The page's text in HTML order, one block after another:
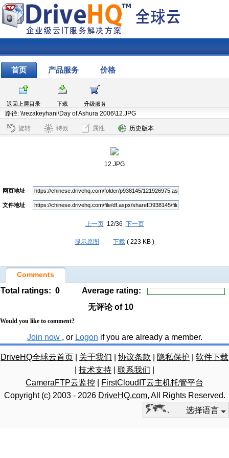
首页 产品服务 价格
返回上层目录 下载
升级服务
路径: \\rezakeyhani\Day of Ashura 2006\12.JPG
旋转 特效 属性 历史版本
12.JPG
网页地址
文件地址
上一页12/36 下一页
显示原图 下载 ( 223 KB )
Comments
Total ratings: 0
Average rating:
无评论of 10
Would you like to comment?
Join now , or Logon if you are already a member.
DriveHQ全球云首页 关于我们 协议条款 隐私保护
软件下载
技术支持 联系我们
CameraFTP云监控
FirstCloudIT云主机托管平台
Copyright (c) 2003 - 2026 DriveHQ.com, All Rights Reserved.
选择语言